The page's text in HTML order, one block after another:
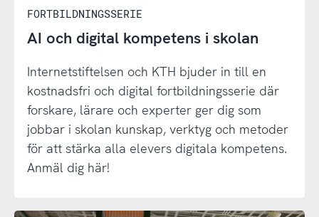
FORTBILDNINGSSERIE
AI och digital kompetens i skolan
Internetstiftelsen och KTH bjuder in till en
kostnadsfri och digital fortbildningsserie där
forskare, lärare och experter ger dig som
jobbar i skolan kunskap, verktyg och metoder
för att stärka alla elevers digitala kompetens.
Anmäl dig här!